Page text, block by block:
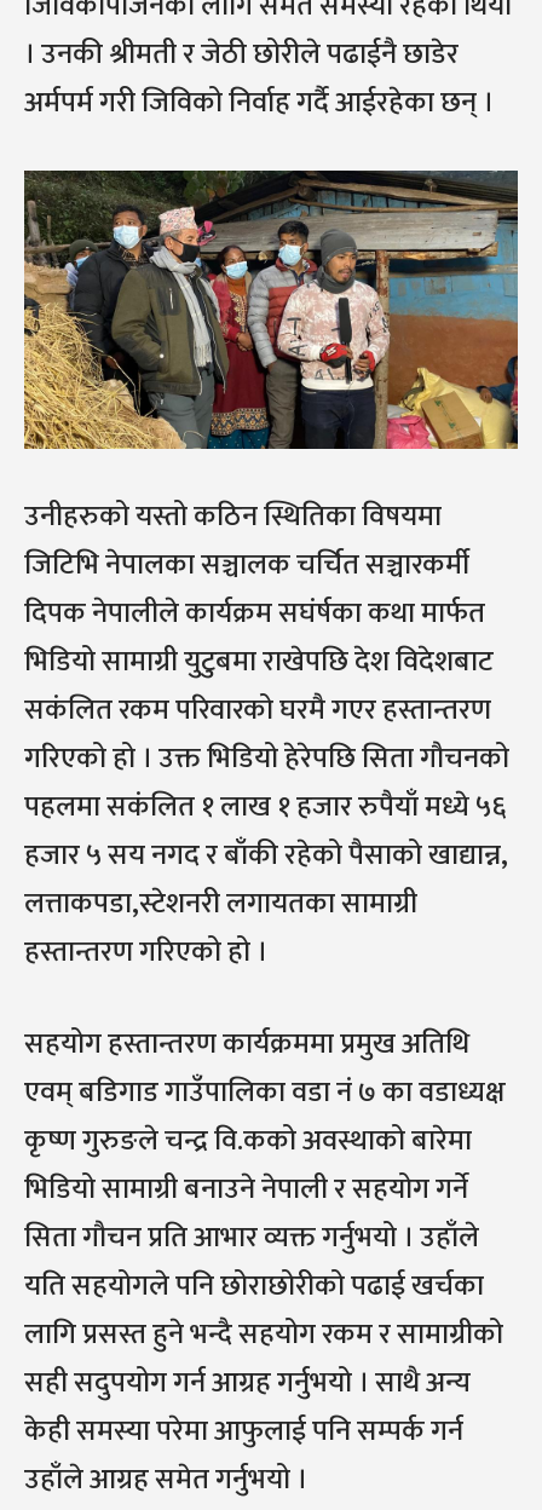
। उनकी श्रीमती र जेठी छोरीले पढाईनै छाडेर
अर्मपर्म गरी जिविको निर्वाह गर्दै आईरहेका छन् ।
उनीहरुको यस्तो कठिन स्थितिका विषयमा
जिटिभि नेपालका सञ्चालक चर्चित सञ्चारकर्मी
दिपक नेपालीले कार्यक्रम सघंर्षका कथा मार्फत
भिडियो सामाग्री युटुबमा राखेपछि देश विदेशबाट
सकंलित रकम परिवारको घरमै गएर हस्तान्तरण
गरिएको हो । उक्त भिडियो हेरेपछि सिता गौचनको
पहलमा सकंलित १ लाख १ हजार रुपैयाँ मध्ये ५६
हजार ५ सय नगद र बाँकी रहेको पैसाको खाद्यान्न,
लत्ताकपडा,स्टेशनरी लगायतका सामाग्री
हस्तान्तरण गरिएको हो ।
सहयोग हस्तान्तरण कार्यक्रममा प्रमुख अतिथि
एवम् बडिगाड गाउँपालिका वडा नं ७ का वडाध्यक्ष
कृष्ण गुरुङले चन्द्र वि.कको अवस्थाको बारेमा
भिडियो सामाग्री बनाउने नेपाली र सहयोग गर्ने
सिता गौचन प्रति आभार व्यक्त गर्नुभयो । उहाँले
यति सहयोगले पनि छोराछोरीको पढाई खर्चका
लागि प्रसस्त हुने भन्दै सहयोग रकम र सामाग्रीको
सही सदुपयोग गर्न आग्रह गर्नुभयो । साथै अन्य
केही समस्या परेमा आफुलाई पनि सम्पर्क गर्न
उहाँले आग्रह समेत गर्नुभयो ।